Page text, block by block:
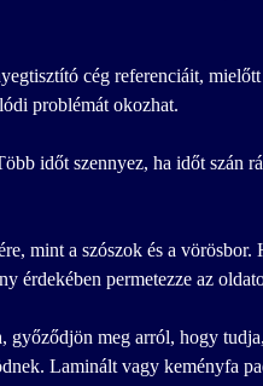
cég referenciáit,
problémát okozhat.
időt szennyez, ha időt szán
mint a szószok és a
érdekében permetezze az
meg arról, hogy
Laminált vagy keményfa